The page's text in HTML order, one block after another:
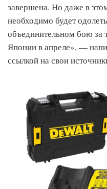
завершена. Но даже в
необходимо будет
объединительном бою за
Японии в апреле», —
ссылкой на свои